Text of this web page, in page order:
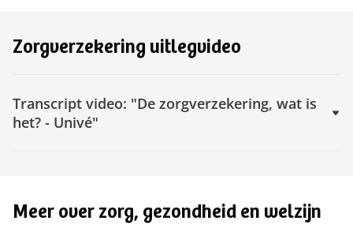
Zorgverzekering uitlegvideo
Trans‌c‌r‌i‌p‌t video: "De zorgverzekering, wat is
het? - Univé"
Meer over zorg, gezondheid en welzijn